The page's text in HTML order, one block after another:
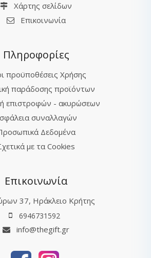
Χάρτης σελίδων
Επικοινωνία
Πληροφορίες
προϋποθέσεις Χρήσης
παράδοσης προϊόντων
επιστροφών - ακυρώσεων
συναλλαγών
Δεδομένα
με τα Cookies
Επικοινωνία
37, Ηράκλειο Κρήτης
6946731592
info@thegift.gr